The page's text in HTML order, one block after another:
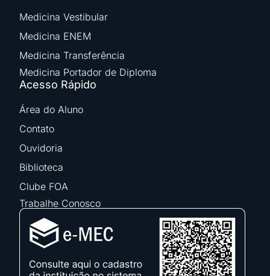
Medicina Vestibular
Medicina ENEM
Medicina Transferência
Medicina Portador de Diploma
Acesso Rápido
Área do Aluno
Contato
Ouvidoria
Biblioteca
Clube FOA
Trabalhe Conosco